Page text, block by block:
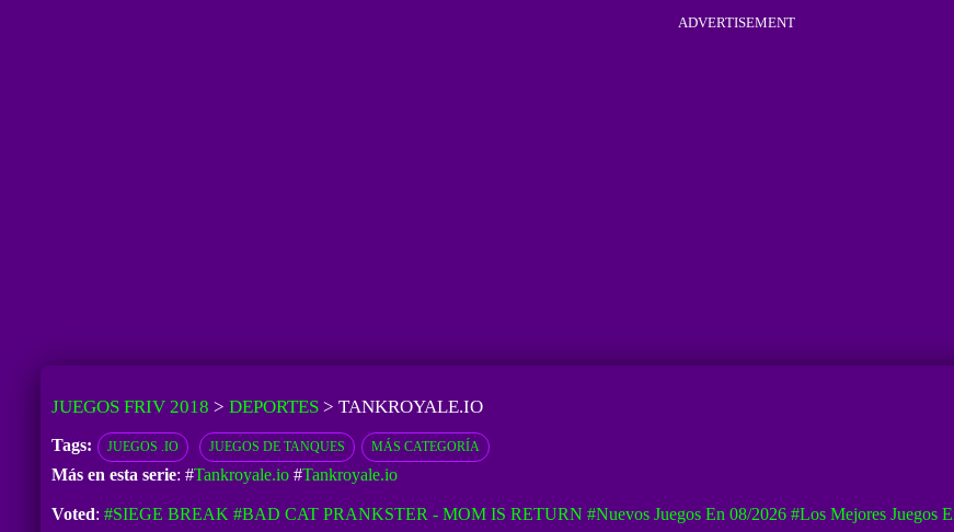
ADVERTISEMENT
JUEGOS FRIV 2018 > DEPORTES> TANKROYALE.IO
Tags: JUEGOS .IO JUEGOS DE TANQUES MÁS CATEGORÍA
Más en esta serie: #Tankroyale.io#Tankroyale.io
Voted: #SIEGE BREAK #BAD CAT PRANKSTER - MOM IS RETURN #Nuevos Juegos En 08/2026 #Los Mejores Juegos